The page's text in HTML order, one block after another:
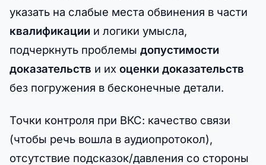
указать на слабые места обвинения в части
квалификации и логики умысла,
подчеркнуть проблемы допустимости
доказательств и их оценки доказательств
без погружения в бесконечные детали.
Точки контроля при ВКС: качество связи
(чтобы речь вошла в аудиопротокол),
отсутствие подсказок/давления со стороны